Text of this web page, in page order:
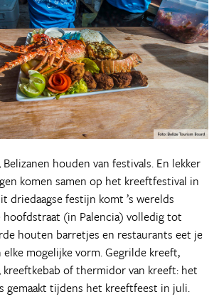
houden van festivals. En lekker
komen samen op het kreeftfestival in
driedaagse festijn komt ’s werelds
hoofdstraat (in Palencia) volledig tot
houten barretjes en restaurants eet je
mogelijke vorm. Gegrilde kreeft,
kreeftkebab of thermidor van kreeft: het
gemaakt tijdens het kreeftfeest in juli.